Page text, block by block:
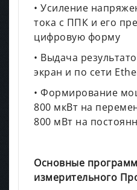
• Усиление
тока с ППК и его
цифровую форму
• Выдача
экран и по сети
• Формирование
800 мкВт на
800 мВт на
Основные
измерительного